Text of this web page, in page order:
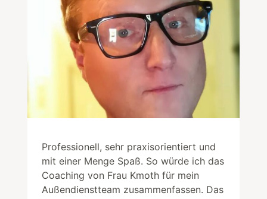
Professionell, sehr praxisorientiert und
mit einer Menge Spaß. So würde ich das
Coaching von Frau Kmoth für mein
Außendienstteam zusammenfassen. Das